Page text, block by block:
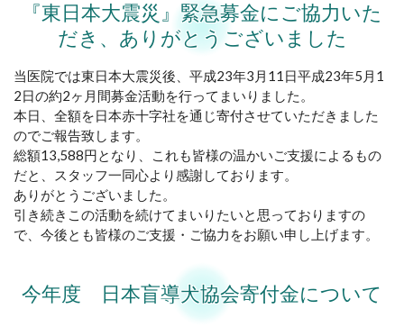
『東日本大震災』緊急募金にご協力いた
だき、ありがとうございました
当医院では東日本大震災後、平成23年3月11日平成23年5月1
2日の約2ヶ月間募金活動を行ってまいりました。
本日、全額を日本赤十字社を通じ寄付させていただきました
のでご報告致します。
総額13,588円となり、これも皆様の温かいご支援によるもの
だと、スタッフ一同心より感謝しております。
ありがとうございました。
引き続きこの活動を続けてまいりたいと思っておりますの
で、今後とも皆様のご支援・ご協力をお願い申し上げます。
今年度 日本盲導犬協会寄付金について